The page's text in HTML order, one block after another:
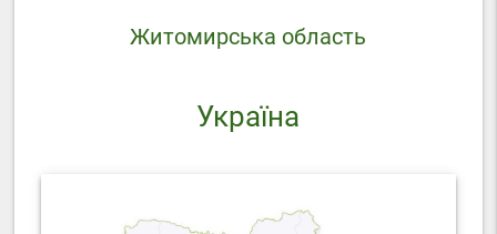
Житомирська область
Україна